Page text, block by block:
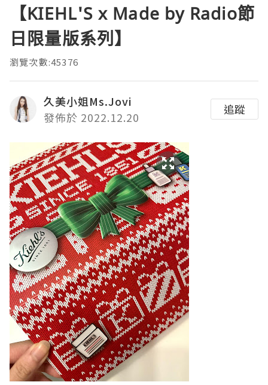
【KIEHL'S x Made by Radio節
日限量版系列】
瀏覽次數:45376
久美小姐Ms.Jovi
發佈於 2022.12.20
追蹤